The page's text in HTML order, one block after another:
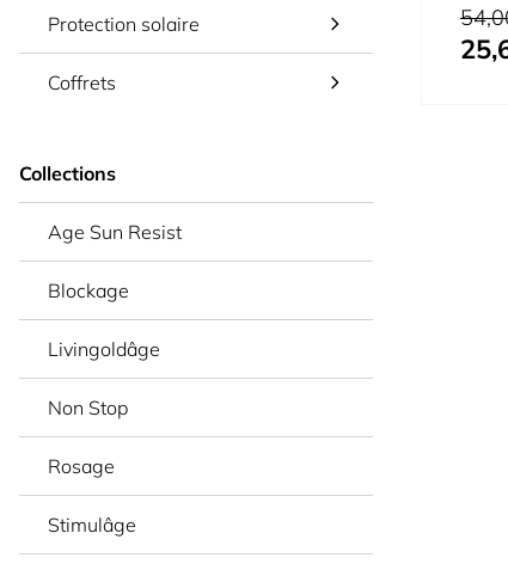
Protection solaire
Coffrets
Collections
Age Sun Resist
Blockage
Livingoldâge
Non Stop
Rosage
Stimulâge
Prix
Prix